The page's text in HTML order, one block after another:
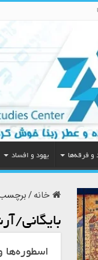
و فرقه‌ها یهود و افساد
خانه/
بایگانی/
اسطوره‌ها